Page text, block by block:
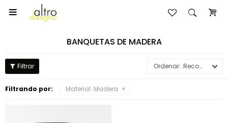

BANQUETAS DE MADERA
Recomendados
Filtrando por: Material: Madera